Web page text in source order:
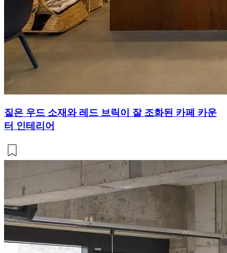
짙은 우드 소재와 레드 브릭이 잘 조화된 카페 카운
터 인테리어